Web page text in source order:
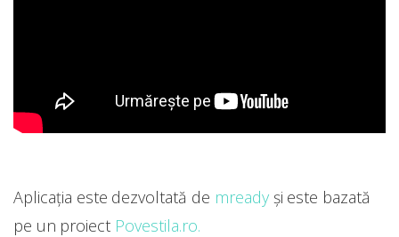
Aplicaţia este dezvoltată de mreadyşi este bazată
pe un proiect Povestila.ro.